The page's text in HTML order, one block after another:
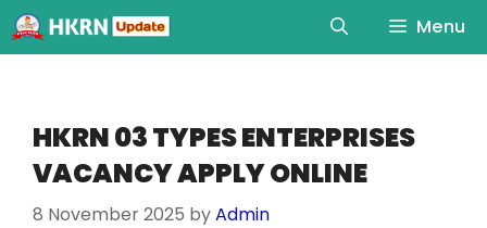
Menu
HKRN 03 TYPES ENTERPRISES
VACANCY APPLY ONLINE
8 November 2025 byAdmin